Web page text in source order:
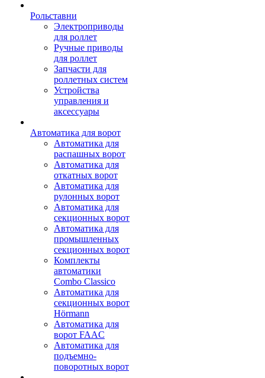
Рольставни
Электроприводы
для роллет
Ручные приводы
для роллет
Запчасти для
роллетных систем
Устройства
управления и
аксессуары
Автоматика для ворот
Автоматика для
распашных ворот
Автоматика для
откатных ворот
Автоматика для
рулонных ворот
Автоматика для
секционных ворот
Автоматика для
промышленных
секционных ворот
Комплекты
автоматики
Combo Classico
Автоматика для
секционных ворот
Hörmann
Автоматика для
ворот FAAC
Автоматика для
подъемно-
поворотных ворот